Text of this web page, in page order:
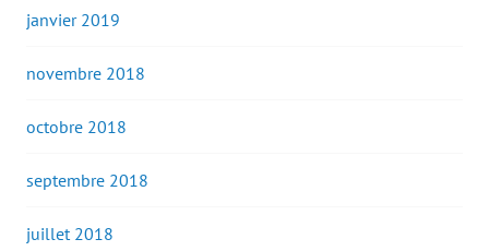
janvier 2019
novembre 2018
octobre 2018
septembre 2018
juillet 2018